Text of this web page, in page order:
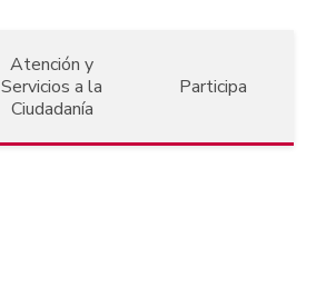
Atención y
Servicios a la
Ciudadanía
Participa